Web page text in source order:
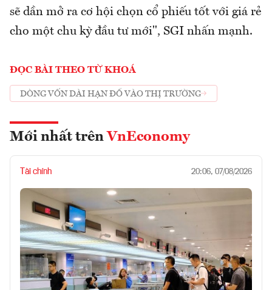
sẽ dần mở ra cơ hội chọn cổ phiếu tốt với giá rẻ
cho một chu kỳ đầu tư mới", SGI nhấn mạnh.
ĐỌC BÀI THEO TỪ KHOÁ
DÒNG VỐN DÀI HẠN ĐỔ VÀO THỊ TRƯỜNG
Mới nhất trên VnEconomy
Tài chính 20:06, 07/08/2026